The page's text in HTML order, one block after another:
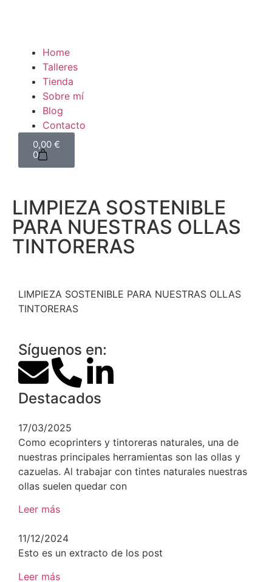
Home
Talleres
Tienda
Sobre mí
Blog
Contacto
0,00 €
0
LIMPIEZA SOSTENIBLE
PARA NUESTRAS OLLAS
TINTORERAS
LIMPIEZA SOSTENIBLE PARA NUESTRAS OLLAS
TINTORERAS
Síguenos en:
Destacados
17/03/2025
Como ecoprinters y tintoreras naturales, una de
nuestras principales herramientas son las ollas y
cazuelas. Al trabajar con tintes naturales nuestras
ollas suelen quedar con
Leer más
11/12/2024
Esto es un extracto de los post
Leer más